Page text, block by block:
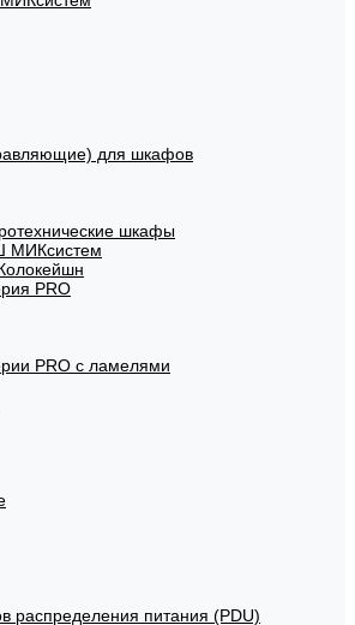
для шкафов
шкафы
МИКсистем
PRO
PRO с ламелями
распределения питания (PDU)